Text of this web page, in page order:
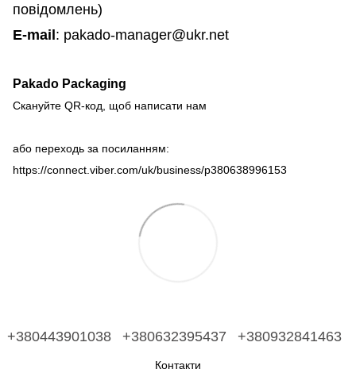
повідомлень)
E-mail : pakado-manager@ukr.net
Pakado Packaging
Скануйте QR-код, щоб написати нам
або переходь за посиланням:
https://connect.viber.com/uk/business/p380638996153
+380443901038 +380632395437 +380932841463
Контакти